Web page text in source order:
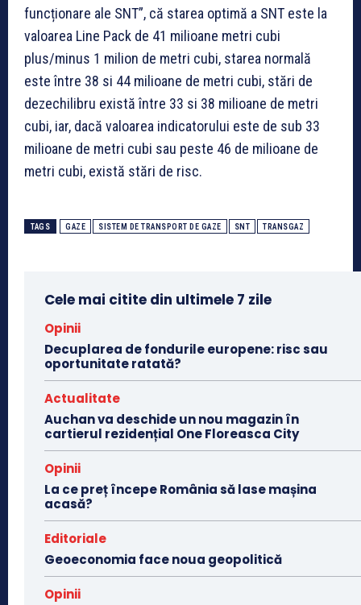
funcționare ale SNT”, că starea optimă a SNT este la
valoarea Line Pack de 41 milioane metri cubi
plus/minus 1 milion de metri cubi, starea normală
este între 38 si 44 milioane de metri cubi, stări de
dezechilibru există între 33 si 38 milioane de metri
cubi, iar, dacă valoarea indicatorului este de sub 33
milioane de metri cubi sau peste 46 de milioane de
metri cubi, există stări de risc.
TAGS GAZE SISTEM DE TRANSPORT DE GAZE SNT TRANSGAZ
Cele mai citite din ultimele 7 zile
Opinii
Decuplarea de fondurile europene: risc sau
oportunitate ratată?
Actualitate
Auchan va deschide un nou magazin în
cartierul rezidențial One Floreasca City
Opinii
La ce preț începe România să lase mașina
acasă?
Editoriale
Geoeconomia face noua geopolitică
Opinii